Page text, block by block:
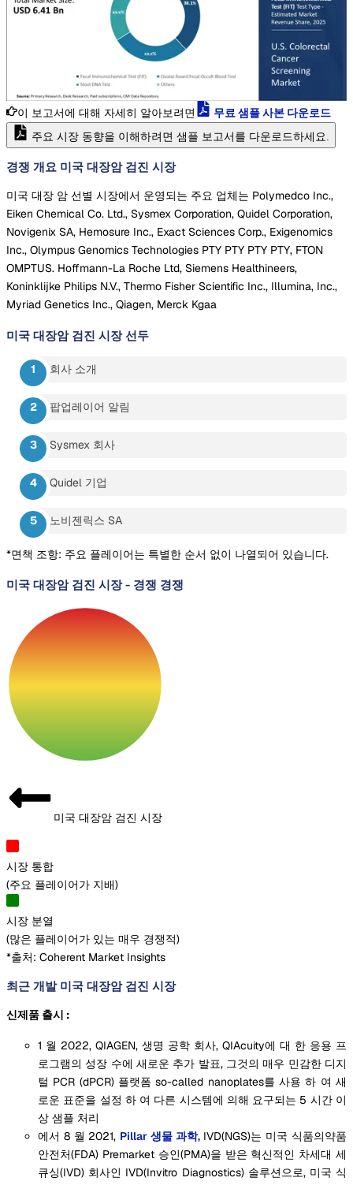
이 보고서에 대해 자세히 알아보려면 무료 샘플 사본 다운로드
주요 시장 동향을 이해하려면 샘플 보고서를 다운로드하세요.
경쟁 개요 미국 대장암 검진 시장
미국 대장 암 선별 시장에서 운영되는 주요 업체는 Polymedco Inc.,
Eiken Chemical Co. Ltd., Sysmex Corporation, Quidel Corporation,
Novigenix SA, Hemosure Inc., Exact Sciences Corp., Exigenomics
Inc., Olympus Genomics Technologies PTY PTY PTY PTY, FTON
OMPTUS. Hoffmann-La Roche Ltd, Siemens Healthineers,
Koninklijke Philips N.V., Thermo Fisher Scientific Inc., Illumina, Inc.,
Myriad Genetics Inc., Qiagen, Merck Kgaa
미국 대장암 검진 시장 선두
회사 소개
팝업레이어 알림
Sysmex 회사
Quidel 기업
노비젠릭스 SA
*면책 조항: 주요 플레이어는 특별한 순서 없이 나열되어 있습니다.
미국 대장암 검진 시장- 경쟁 경쟁
미국 대장암 검진 시장
시장 통합
(주요 플레이어가 지배)
시장 분열
(많은 플레이어가 있는 매우 경쟁적)
*출처: Coherent Market Insights
최근 개발 미국 대장암 검진 시장
신제품 출시 :
1 월 2022, QIAGEN, 생명 공학 회사, QIAcuity에 대 한 응용 프
로그램의 성장 수에 새로운 추가 발표, 그것의 매우 민감한 디지
털 PCR (dPCR) 플랫폼 so-called nanoplates를 사용 하 여 새
로운 표준을 설정 하 여 다른 시스템에 의해 요구되는 5 시간 이
상 샘플 처리
에서 8 월 2021, Pillar 생물 과학,IVD(NGS)는 미국 식품의약품
안전처(FDA) Premarket 승인(PMA)을 받은 혁신적인 차세대 세
큐싱(IVD) 회사인 IVD(Invitro Diagnostics) 솔루션으로, 미국 식